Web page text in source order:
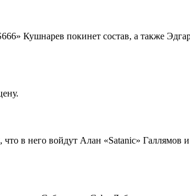
Кушнарев покинет состав, а также
в него войдут Алан «Satanic» Галлямов